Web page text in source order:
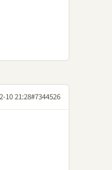
10 21:28#7344526